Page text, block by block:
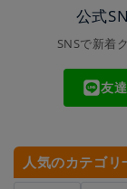
公式
SNSで新着
友
人気のカテゴリ